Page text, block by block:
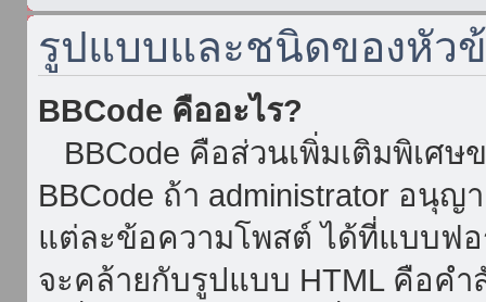
รูปแบบและชนิดของหัว
BBCode คืออะไร?
BBCode คือส่วนเพิ่มเติมพิเศ
BBCode ถ้า administrator อนุ
แต่ละข้อความโพสต์ ได้ที่แบบฟ
จะคล้ายกับรูปแบบ HTML คือคำ